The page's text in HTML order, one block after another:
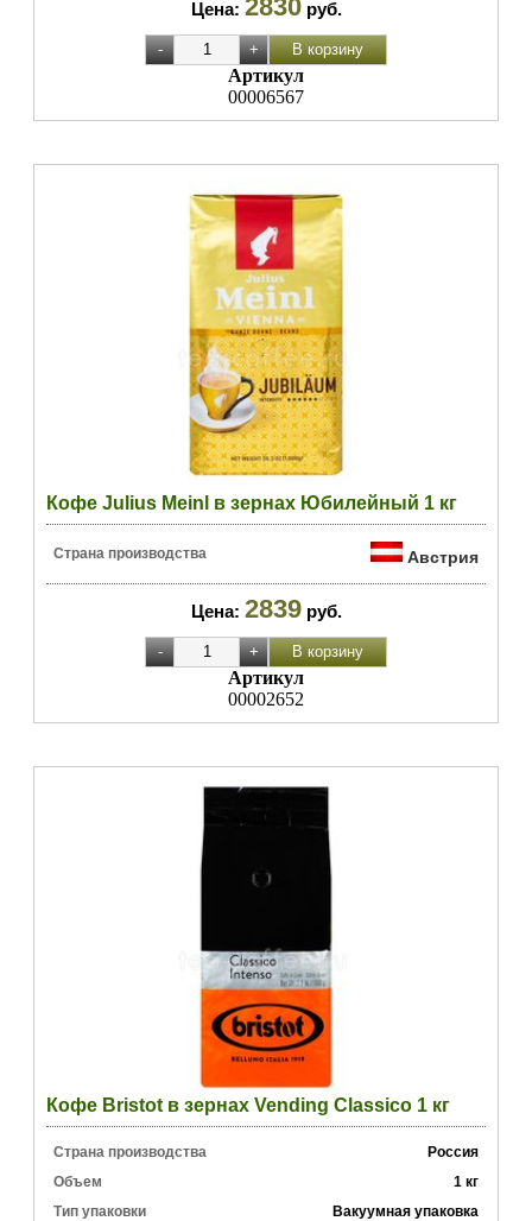
Цена: 2830 руб.
Артикул
00006567
Кофе Julius Meinl в зернах Юбилейный 1 кг
Страна производства Австрия
Цена: 2839 руб.
Артикул
00002652
Кофе Bristot в зернах Vending Classico 1 кг
Страна производства
Россия
Объем
1 кг
Тип упаковки
Вакуумная упаковка